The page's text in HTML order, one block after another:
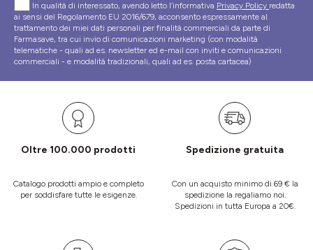
In qualità di interessato, avendo letto l’informativa Privacy Policy redatta
ai sensi del Regolamento EU 2016/679, acconsento espressamente al
trattamento dei miei dati personali per finalità commerciali da parte di
Farmasave, tra cui invio di comunicazioni marketing (con modalità
telematiche - quali ad es. newsletter ed e-mail con inviti e comunicazioni
commerciali - e modalità tradizionali, quali ad es. posta cartacea)
Oltre 100.000 prodotti
Catalogo prodotti ampio e completo
per soddisfare tutte le esigenze.
Spedizione gratuita
Con un acquisto minimo di 69 € la
spedizione la regaliamo noi.
Spedizioni in tutta Europa a 20€.